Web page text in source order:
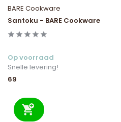
BARE Cookware
Santoku - BARE Cookware
Op voorraad
Snelle levering!
69